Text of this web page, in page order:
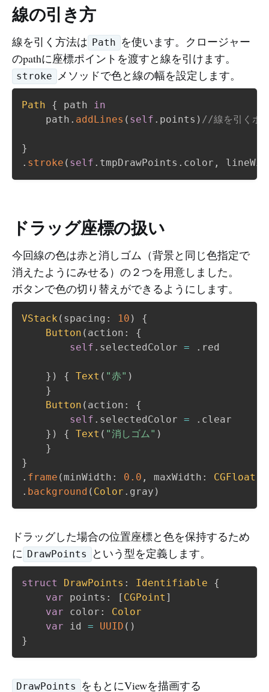
線の引き方
線を引く方法は Path を使います。クロージャー
のpathに座標ポイントを渡すと線を引けます。
stroke メソッドで色と線の幅を設定します。
Path { path
in
    path
. addLines ( self . points ) //線を引くポ
}
. stroke ( self . tmpDrawPoints . color ,
ドラッグ座標の扱い
今回線の色は赤と消しゴム（背景と同じ色指定で
消えたようにみせる）の２つを用意しました。
ボタンで色の切り替えができるようにします。
VStack ( spacing : 10 )
{
Button ( action :
{
self . selectedColor = . red
} ) { Text ( "赤" )
}
Button ( action :
{
self . selectedColor = . clear
} ) { Text ( "消しゴム" )
}
}
. frame ( minWidth : 0.0 , maxWidth : CGFloat
. background ( Color . gray )
ドラッグした場合の位置座標と色を保持するため
に DrawPoints という型を定義します。
struct DrawPoints : Identifiable
{
var points : [ CGPoint ]
var color :
Color
var id = UUID ( )
}
DrawPoints をもとにViewを描画する